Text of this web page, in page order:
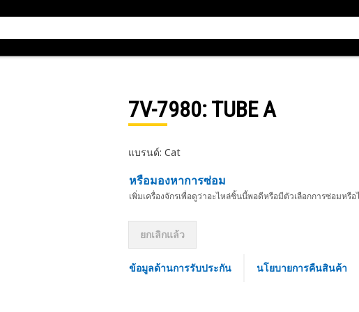
7V-7980: TUBE A
แบรนด์: Cat
หรือมองหาการซ่อม
เพิ่มเครื่องจักรเพื่อดูว่าอะไหล่ชิ้นนี้พอดีหรือมีตัวเลือกการซ่อมหรือ
ยกเลิกแล้ว
ข้อมูลด้านการรับประกัน นโยบายการคืนสินค้า